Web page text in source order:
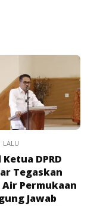
LALU
DPRD
Tegaskan
Air Permukaan
Jawab